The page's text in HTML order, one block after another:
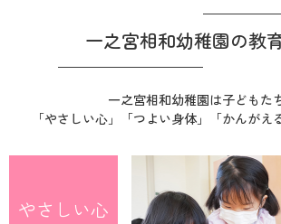
一之宮相和幼稚園の教
一之宮相和幼稚園は子どもた
「やさしい心」「つよい身体」「かんがえ
やさしい心